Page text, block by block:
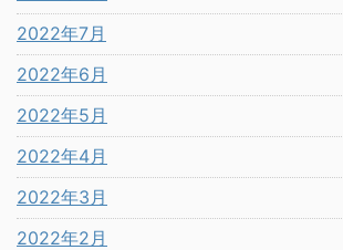
2022年7月
2022年6月
2022年5月
2022年4月
2022年3月
2022年2月